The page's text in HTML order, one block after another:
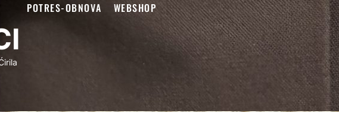
POTRES-OBNOVA WEBSHOP